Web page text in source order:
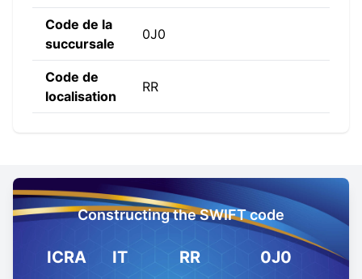
Code de la
succursale
0J0
Code de
localisation
RR
Constructing the SWIFT code
ICRA IT RR 0J0